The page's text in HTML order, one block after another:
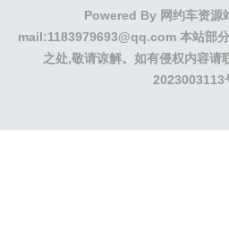
Powered By 网约车资源
mail:1183979693@qq.com 本站部
之处,敬请谅解。如有侵权内容请
2023003113